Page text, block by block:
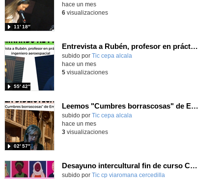
11′ 18″
hace un mes
6visualizaciones
Entrevista a Rubén, profesor en prácticas e ingeniero aeroespacial
subido por Tic cepa alcala
55′ 42″
hace un mes
5visualizaciones
Leemos "Cumbres borrascosas" de Emily Brontë
subido por Tic cepa alcala
02′ 57″
hace un mes
3visualizaciones
Desayuno intercultural fin de curso CEIP Vía Romana 25/26
subido por Tic cp viaromana cercedilla